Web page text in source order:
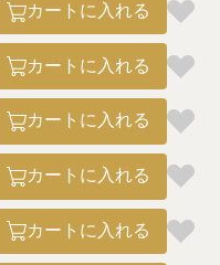
カートに入れる
カートに入れる
カートに入れる
カートに入れる
カートに入れる